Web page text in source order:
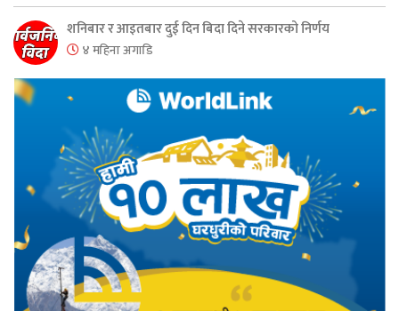
शनिबार र आइतबार दुई दिन बिदा दिने सरकारको निर्णय
४ महिना अगाडि